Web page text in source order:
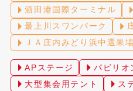
酒田港国際ターミナル
最上川スワンパーク
ＪＡ庄内みどり浜中選果場
APステージ
パビリオ
大型集会用テント
ス